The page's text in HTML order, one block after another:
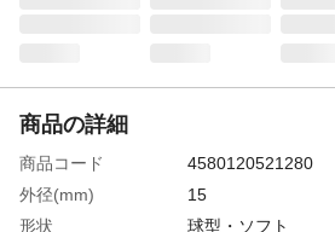
商品の詳細
商品コード
4580120521280
外径(mm)
15
形状
球型・ソフト